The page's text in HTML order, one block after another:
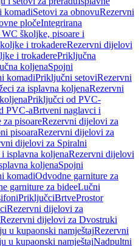
komadiSetovi za obnovuRezervni
pločeIntegrirana
školjke, pisoare i
i trokadereRezervni dijelovi
i trokaderePriključna
koljenaSpojni
komadiPriključni setoviRezervni
za isplavna koljenaRezervni
Priključci od PVC-
PVC-aBrtveni naglavci i
pisoareRezervni dijelovi za
pisoaraRezervni dijelovi za
dijelovi za Spiralni
isplavna koljenaRezervni dijelovi
koljenaSpojni
komadiOdvodne garniture za
garniture za bideeLučni
PriključciBrtveProstor
Rezervni dijelovi za
Rezervni dijelovi za Dvostruki
u kupaonski namještajRezervni
u kupaonski namještajNadpultni